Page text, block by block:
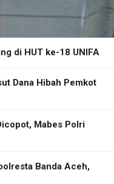
di HUT ke-18 UNIFA
Dana Hibah Pemkot
Mabes Polri
Banda Aceh,